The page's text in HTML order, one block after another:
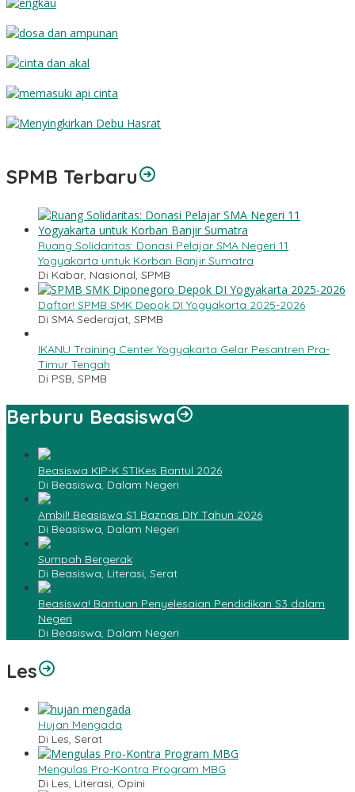
SPMB Terbaru
Ruang Solidaritas: Donasi Pelajar SMA Negeri 11
Yogyakarta untuk Korban Banjir Sumatra
Di Kabar, Nasional, SPMB
Daftar! SPMB SMK Depok DI Yogyakarta 2025-2026
Di SMA Sederajat, SPMB
IKANU Training Center Yogyakarta Gelar Pesantren Pra-
Timur Tengah
Di PSB, SPMB
Berburu Beasiswa
Beasiswa KIP-K STIKes Bantul 2026
Di Beasiswa, Dalam Negeri
Ambil! Beasiswa S1 Baznas DIY Tahun 2026
Di Beasiswa, Dalam Negeri
Sumpah Bergerak
Di Beasiswa, Literasi, Serat
Beasiswa! Bantuan Penyelesaian Pendidikan S3 dalam
Negeri
Di Beasiswa, Dalam Negeri
Les
Hujan Mengada
Di Les, Serat
Mengulas Pro-Kontra Program MBG
Di Les, Literasi, Opini